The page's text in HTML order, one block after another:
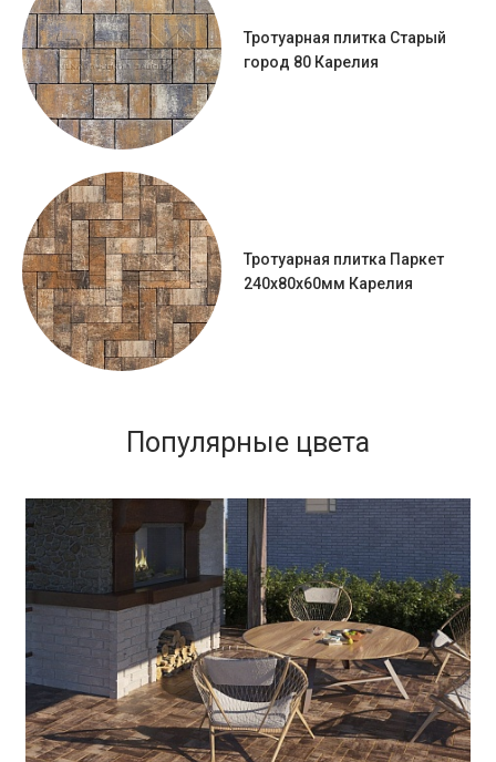
Тротуарная плитка Старый
город 80 Карелия
Тротуарная плитка Паркет
240x80x60мм Карелия
Популярные цвета